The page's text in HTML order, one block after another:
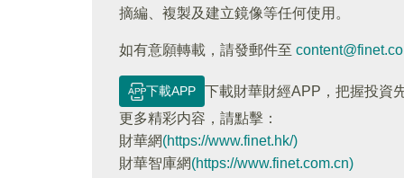
摘編、複製及建立鏡像等任何使用。
如有意願轉載，請發郵件至
下載APP
下載財華財經APP，把握投資
更多精彩内容，請點擊：
財華網(https://www.finet.hk/)
財華智庫網(https://www.finet.com.cn)